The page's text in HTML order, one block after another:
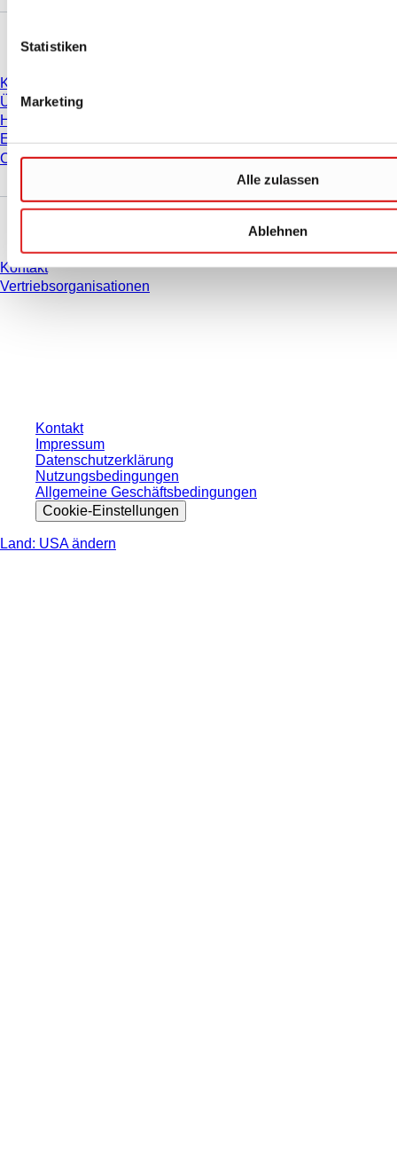
Statistiken
Marketing
Alle zulassen
Ablehnen
Karriere
Über uns
Historie
Einkauf und Logistik
Compliance
Kontakt
Vertriebsorganisationen
Kontakt
Impressum
Datenschutzerklärung
Nutzungsbedingungen
Allgemeine Geschäftsbedingungen
Cookie-Einstellungen
Land: USA ändern